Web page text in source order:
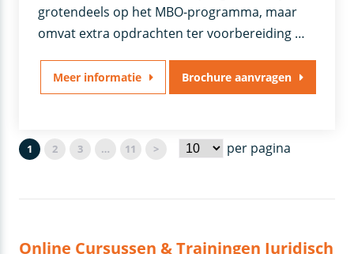
grotendeels op het MBO-programma, maar
omvat extra opdrachten ter voorbereiding …
Meer informatie Brochure aanvragen
1 2 3 … 11 > per pagina
Online Cursussen & Trainingen Juridisch